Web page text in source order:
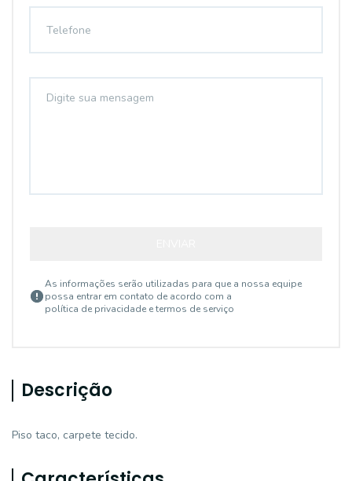
As informações serão utilizadas para que a nossa equipe
possa entrar em contato de acordo com a
política de privacidade e termos de serviço
Descrição
Piso taco, carpete tecido.